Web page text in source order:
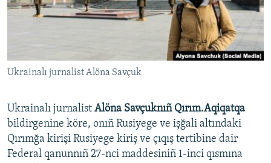
FİKİR
Українською
RFE/RS bütün saytları
Ukrainalı jurnalist Alöna Savçuk
Ukrainalı jurnalist Alöna Savçuknıñ Qırım.Aqiqatqa
bildirgenine köre, onıñ Rusiyege ve işğali altındaki
Qırımğa kirişi Rusiyege kiriş ve çıqış tertibine dair
Federal qanunnıñ 27-nci maddesiniñ 1-inci qısmına